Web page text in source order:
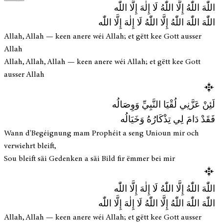
اللّٰهَ اللّٰهُ إِلَّا اللّٰهُ لَا إِلٰهَ إِلَّا اللّٰه
اللّٰهَ اللّٰهَ اللّٰهُ إِلَّا اللّٰهُ لَا إِلٰهَ إِلَّا اللّٰه
Allah, Allah — keen anere wéi Allah; et gëtt kee Gott ausser
Allah
Allah, Allah, Allah — keen anere wéi Allah; et gëtt kee Gott
ausser Allah
لَئِنْ عَزَّنِي لُقْيَا النَّبِيِّ وَوِصَالُه
فَقَدْ دَامَ لِي تِذْكَارُهُ وَخَيَالُه
Wann d'Begéignung mam Prophéit a seng Unioun mir och
verwiehrt bleift,
Sou bleift säi Gedenken a säi Bild fir ëmmer bei mir
اللّٰهَ اللّٰهُ إِلَّا اللّٰهُ لَا إِلٰهَ إِلَّا اللّٰه
اللّٰهَ اللّٰهَ اللّٰهُ إِلَّا اللّٰهُ لَا إِلٰهَ إِلَّا اللّٰه
Allah, Allah — keen anere wéi Allah; et gëtt kee Gott ausser